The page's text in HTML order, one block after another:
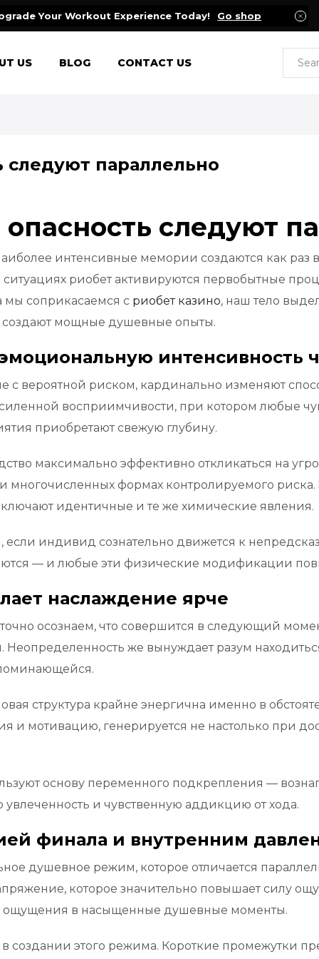
Your Workout Experience Today! Go shop
US BLOG CONTACT US
следуют параллельно
следуют
интенсивные мемории создаются как
ситуациях риобет активируются первобытные
мы соприкасаемся с риобет казино, наш тело
создают мощные душевные опыты.
интенсивность
с вероятной риском, кардинально изменяют
восприимчивости, при котором любые
приобретают свежую глубину.
максимально эффективно откликаться на
многочисленных формах контролируемого
идентичные и те же химические явления.
индивид сознательно движется к
— и любые эти физические модификации
наслаждение ярче
осознаем, что совершится в следующий
Неопределенность же вынуждает разум
структура крайне энергична именно в
и мотивацию, генерируется не настолько при
основу переменного подкрепления —
и чувственную аддикцию от хода.
финала и внутренним
душевное режим, которое отличается
которое значительно повышает силу
ощущения в насыщенные душевные моменты.
создании этого режима. Короткие промежутки